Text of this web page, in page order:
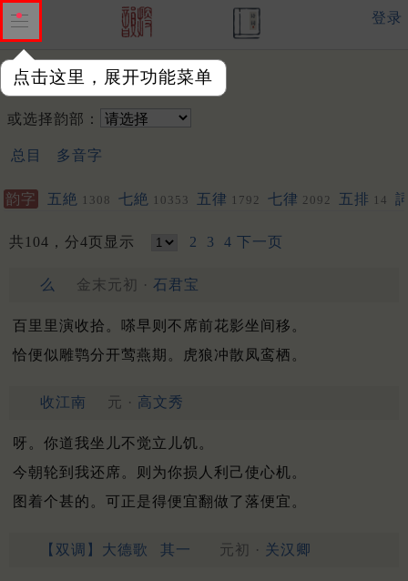
点击这里，展开功能菜单
登录
韵字：
或选择韵部：
总目 多音字
韵字 五絶 1308 七絶 10353 五律 1792 七律 2092 五排 14
共104，分4页显示 2 3 4 下一页
么 金末元初 · 石君宝
百里里演收拾。嗏早则不席前花影坐间移。
恰便似雕鹗分开莺燕期。虎狼冲散凤鸾栖。
收江南 元 · 高文秀
呀。你道我坐儿不觉立儿饥。
今朝轮到我还席。则为你损人利己使心机。
图着个甚的。可正是得便宜翻做了落便宜。
【双调】大德歌 其一 元初 · 关汉卿